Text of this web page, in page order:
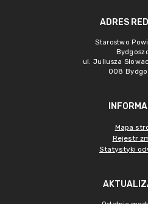
ADRES
Starostwo
ul. Juliusza
008
Mapa
Rejestr
Statystyki